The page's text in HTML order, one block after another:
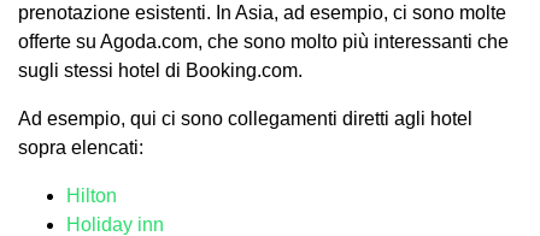
prenotazione esistenti. In Asia, ad esempio, ci sono molte
offerte su Agoda.com, che sono molto più interessanti che
sugli stessi hotel di Booking.com.
Ad esempio, qui ci sono collegamenti diretti agli hotel
sopra elencati:
Hilton
Holiday inn